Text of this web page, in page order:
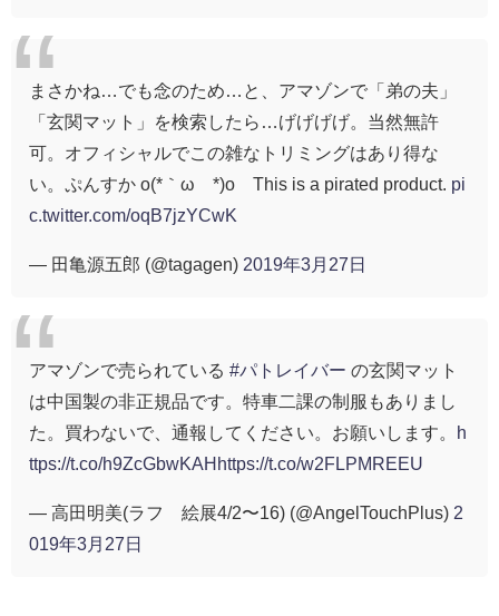
まさかね…でも念のため…と、アマゾンで「弟の夫」
「玄関マット」を検索したら…げげげげ。当然無許
可。オフィシャルでこの雑なトリミングはあり得な
い。ぷんすか o(*｀ω´*)o This is a pirated product. pi
c.twitter.com/oqB7jzYCwK
— 田亀源五郎 (@tagagen) 2019年3月27日
アマゾンで売られている #パトレイバー の玄関マット
は中国製の非正規品です。特車二課の制服もありまし
た。買わないで、通報してください。お願いします。
h
ttps://t.co/h9ZcGbwKAH https://t.co/w2FLPMREEU
— 高田明美(ラフ∞絵展4/2〜16) (@AngelTouchPlus) 2
019年3月27日